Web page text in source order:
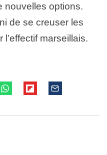
nouvelles options.
de se creuser les
marseillais.